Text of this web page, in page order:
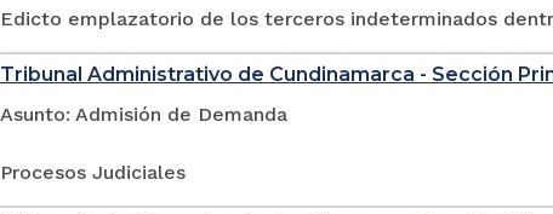
Edicto emplazatorio de los terceros indeterminados
Tribunal Administrativo de Cundinamarca - Sección
Asunto: Admisión de Demanda
Procesos Judiciales